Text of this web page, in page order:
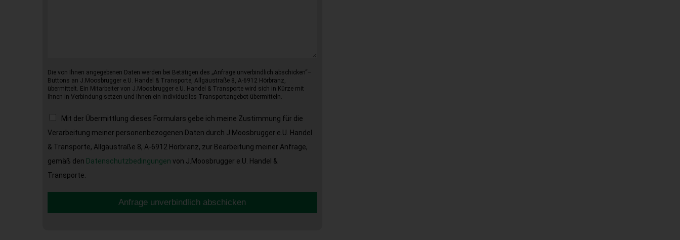
Die von Ihnen angegebenen Daten werden bei Betätigen des „Anfrage unverbindlich abschicken“–
Buttons an J.Moosbrugger e.U. Handel & Transporte, Allgäustraße 8, A-6912 Hörbranz,
übermittelt. Ein Mitarbeiter von J.Moosbrugger e.U. Handel & Transporte wird sich in Kürze mit
Ihnen in Verbindung setzen und Ihnen ein individuelles Transportangebot übermitteln.
Mit der Übermittlung dieses Formulars gebe ich meine Zustimmung für die
Verarbeitung meiner personenbezogenen Daten durch J.Moosbrugger e.U. Handel
& Transporte, Allgäustraße 8, A-6912 Hörbranz, zur Bearbeitung meiner Anfrage,
gemäß den Datenschutzbedingungen von J.Moosbrugger e.U. Handel &
Transporte.
Anfrage unverbindlich abschicken